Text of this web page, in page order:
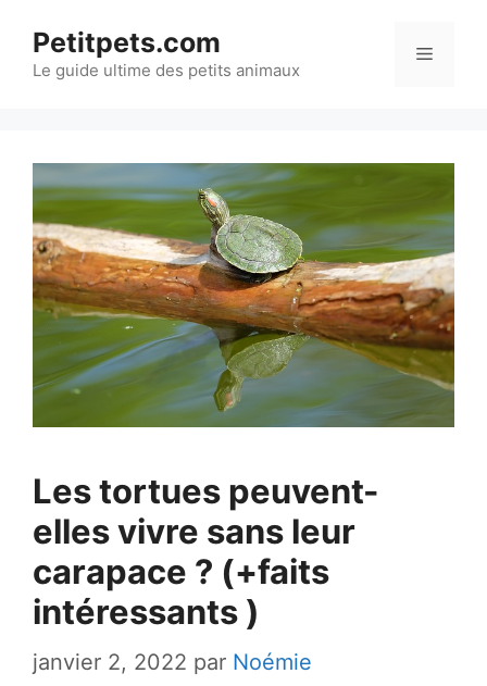
contenu
Petitpets.com
Le guide ultime des petits animaux
Menu
Les tortues peuvent-
elles vivre sans leur
carapace ? (+faits
intéressants )
janvier 2, 2022 par Noémie